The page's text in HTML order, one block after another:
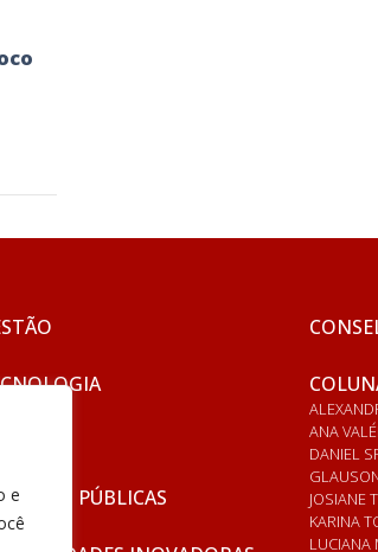
e
PÚBLICAS
ANA
DANIEL
JOSIANE
KARINA
LUCIANA